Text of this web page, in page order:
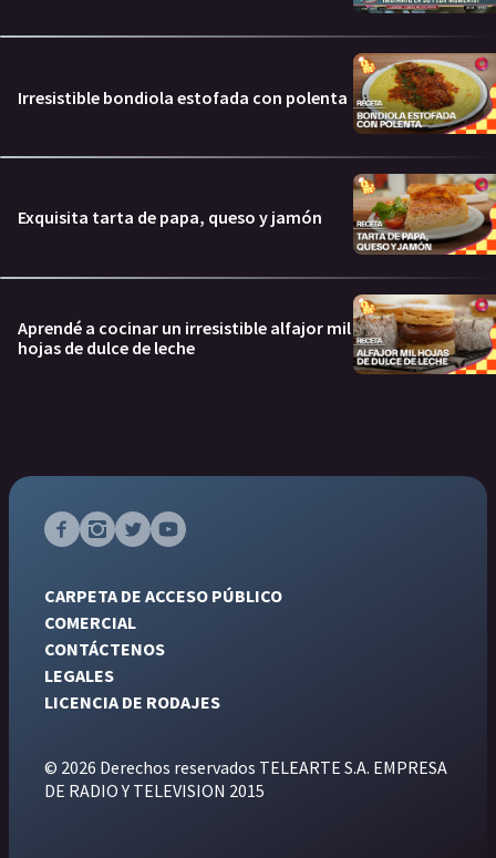
Irresistible bondiola estofada con polenta
Exquisita tarta de papa, queso y jamón
Aprendé a cocinar un irresistible alfajor mil
hojas de dulce de leche
CARPETA DE ACCESO PÚBLICO
COMERCIAL
CONTÁCTENOS
LEGALES
LICENCIA DE RODAJES
© 2026 Derechos reservados TELEARTE S.A. EMPRESA
DE RADIO Y TELEVISION 2015